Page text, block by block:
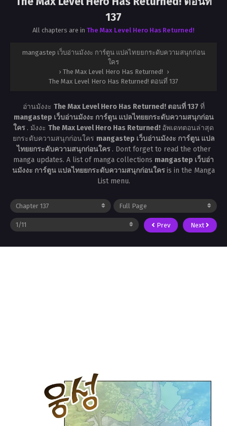
137
All chapters are in The Max Level Hero Has Returned!
mangastep เว็บอ่านมังงะ การ์ตูน แปลไทยยกระดับความสนุกก่อน
ใคร
› The Max Level Hero Has Returned! ›
The Max Level Hero Has Returned! ตอนที่ 137
อ่านมังงะ The Max Level Hero Has Returned! ตอนที่ 137 ที่
mangastep เว็บอ่านมังงะ การ์ตูน แปลไทยยกระดับความสนุกก่อน
ใคร . มังงะ The Max Level Hero Has Returned! อัพเดทตอนล่าสุด
ยกระดับความสนุกก่อนใคร mangastep เว็บอ่านมังงะ การ์ตูน แปล
ไทยยกระดับความสนุกก่อนใคร . Dont forget to read the other
manga updates. A list of manga collections mangastep เว็บอ่า
นมังงะ การ์ตูน แปลไทยยกระดับความสนุกก่อนใครis in the Manga
List menu.
Prev Next